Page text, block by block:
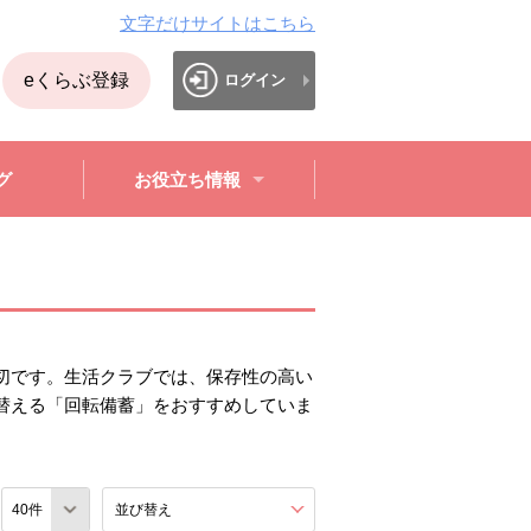
文字だけサイトはこちら
eくらぶ登録 ログイン
お役立ち情報
す。生活クラブでは、保存性の高い
る「回転備蓄」をおすすめしていま
並び替え